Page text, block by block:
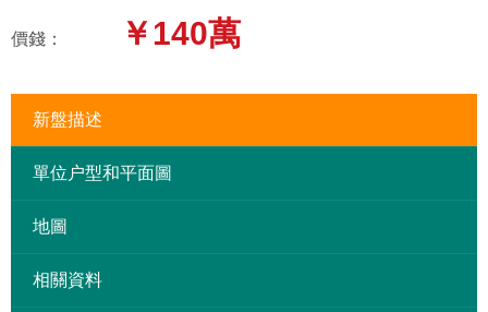
價錢： ￥140萬
新盤描述
單位户型和平面圖
地圖
相關資料